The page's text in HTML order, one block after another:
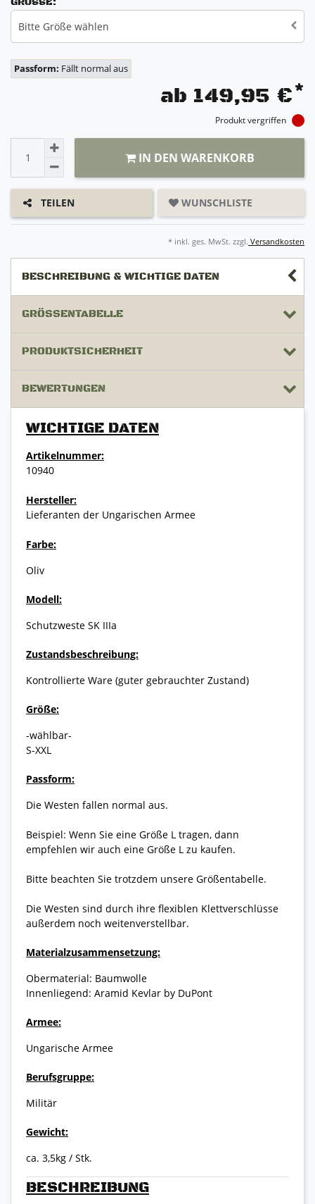
Bitte Größe wählen
Passform: Fällt normal aus
ab 149,95 €*
Produkt vergriffen
IN DEN WARENKORB
TEILEN WUNSCHLISTE
* inkl. ges. MwSt. zzgl. Versandkosten
BESCHREIBUNG & WICHTIGE DATEN
GRÖSSENTABELLE
PRODUKTSICHERHEIT
BEWERTUNGEN
BESCHREIBUNG
WICHTIGE DATEN
Artikelnummer:
10940
Hersteller:
Lieferanten der Ungarischen Armee
Farbe:
Oliv
Modell:
Schutzweste SK IIIa
Zustandsbeschreibung:
Kontrollierte Ware (guter gebrauchter Zustand)
Größe:
-wählbar-
S-XXL
Passform:
Die Westen fallen normal aus.
Beispiel: Wenn Sie eine Größe L tragen, dann
empfehlen wir auch eine Größe L zu kaufen.
Bitte beachten Sie trotzdem unsere Größentabelle.
Die Westen sind durch ihre flexiblen Klettverschlüsse
außerdem noch weitenverstellbar.
Materialzusammensetzung:
Obermaterial: Baumwolle
Innenliegend: Aramid Kevlar by DuPont
Armee:
Ungarische Armee
Berufsgruppe:
Militär
Gewicht:
ca. 3,5kg / Stk.